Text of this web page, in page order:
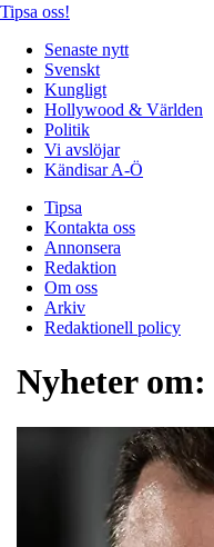
Tipsa oss!
Senaste nytt
Svenskt
Kungligt
Hollywood & Världen
Politik
Vi avslöjar
Kändisar A-Ö
Tipsa
Kontakta oss
Annonsera
Redaktion
Om oss
Arkiv
Redaktionell policy
Nyheter om: